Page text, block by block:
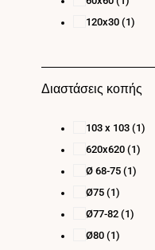
120x30 (1)
Διαστάσεις κοπής
103 x 103 (1)
620x620 (1)
Ø 68-75 (1)
Ø75 (1)
Ø77-82 (1)
Ø80 (1)